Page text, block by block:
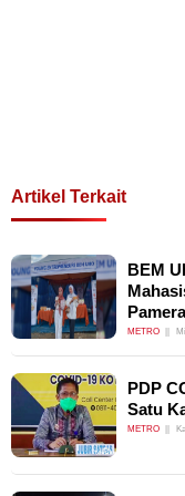
Artikel Terkait
BEM
METRO
PDP
Satu
METRO